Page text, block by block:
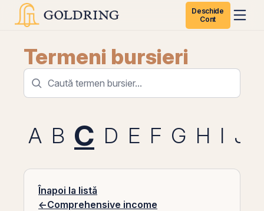
Deschide
Cont
Termeni bursieri
A B C D E F G H I J
Înapoi la listă
←Comprehensive income